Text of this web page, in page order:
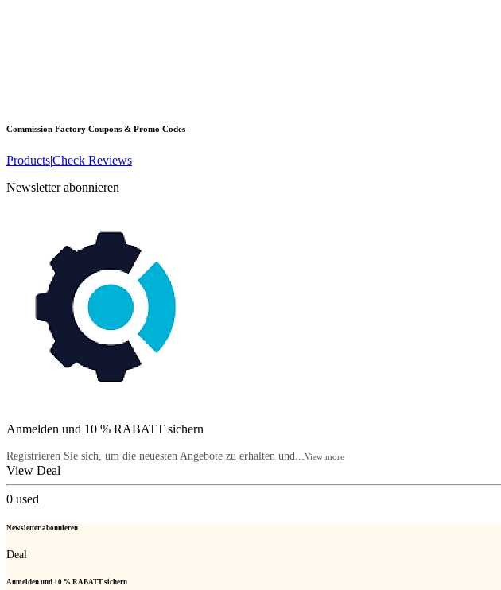
Commission Factory Coupons & Promo Codes
Products|Check Reviews
Newsletter abonnieren
Anmelden und 10 % RABATT sichern
Registrieren Sie sich, um die neuesten Angebote zu erhalten und...View more
View Deal
0 used
Newsletter abonnieren
Deal
Anmelden und 10 % RABATT sichern